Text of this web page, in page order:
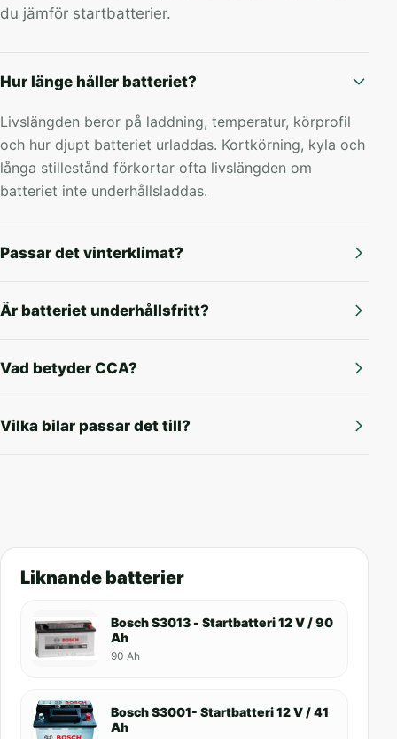
du jämför startbatterier.
Hur länge håller batteriet?
Livslängden beror på laddning, temperatur, körprofil
och hur djupt batteriet urladdas. Kortkörning, kyla och
långa stillestånd förkortar ofta livslängden om
batteriet inte underhållsladdas.
Passar det vinterklimat?
Är batteriet underhållsfritt?
Vad betyder CCA?
Vilka bilar passar det till?
Liknande batterier
Bosch S3013 - Startbatteri 12 V / 90
Ah
90 Ah
Bosch S3001- Startbatteri 12 V / 41
Ah